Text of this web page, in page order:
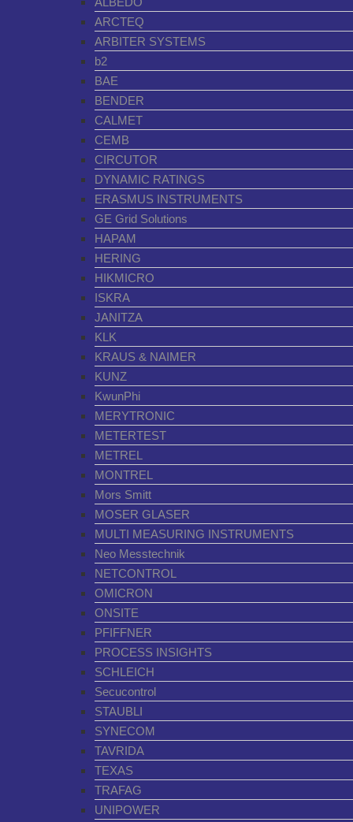
ARCTEQ
ARBITER SYSTEMS
b2
BAE
BENDER
CALMET
CEMB
CIRCUTOR
DYNAMIC RATINGS
ERASMUS INSTRUMENTS
GE Grid Solutions
HAPAM
HERING
HIKMICRO
ISKRA
JANITZA
KLK
KRAUS & NAIMER
KUNZ
KwunPhi
MERYTRONIC
METERTEST
METREL
MONTREL
Mors Smitt
MOSER GLASER
MULTI MEASURING INSTRUMENTS
Neo Messtechnik
NETCONTROL
OMICRON
ONSITE
PFIFFNER
PROCESS INSIGHTS
SCHLEICH
Secucontrol
STAUBLI
SYNECOM
TAVRIDA
TEXAS
TRAFAG
UNIPOWER